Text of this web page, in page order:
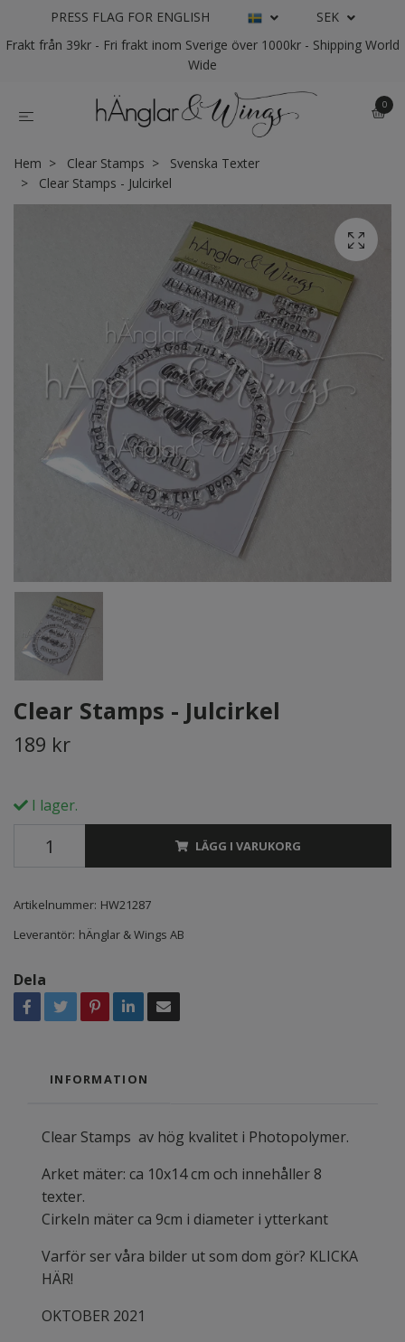
PRESS FLAG FOR ENGLISH
SEK
Frakt från 39kr - Fri frakt inom Sverige över 1000kr - Shipping World
Wide
0
Hem Clear Stamps
Svenska Texter
Clear Stamps - Julcirkel
Clear Stamps - Julcirkel
189 kr
I lager.
LÄGG I VARUKORG
Artikelnummer: HW21287
Leverantör: hÄnglar & Wings AB
Dela
INFORMATION
Clear Stamps av hög kvalitet i Photopolymer.
Arket mäter: ca 10x14 cm och innehåller 8
texter.
Cirkeln mäter ca 9cm i diameter i ytterkant
Varför ser våra bilder ut som dom gör? KLICKA
HÄR!
OKTOBER 2021